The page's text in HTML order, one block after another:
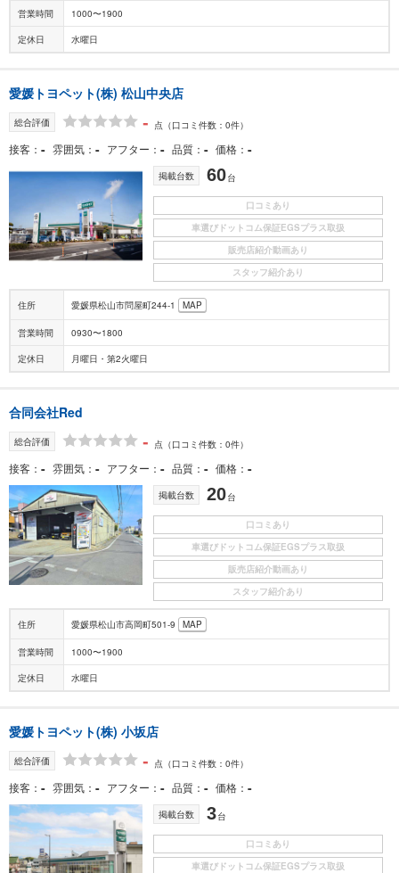
営業時間 1000〜1900
定休日 水曜日
愛媛トヨペット(株) 松山中央店
総合評価 - 点 （口コミ件数：0件）
接客 - 雰囲気 - アフター - 品質 - 価格 -
掲載台数 60台
口コミあり
車選びドットコム保証EGSプラス取扱
販売店紹介動画あり
スタッフ紹介あり
住所 愛媛県松山市問屋町244-1 MAP
営業時間 0930〜1800
定休日 月曜日・第2火曜日
合同会社Red
総合評価 - 点 （口コミ件数：0件）
接客 - 雰囲気 - アフター - 品質 - 価格 -
掲載台数 20台
口コミあり
車選びドットコム保証EGSプラス取扱
販売店紹介動画あり
スタッフ紹介あり
住所 愛媛県松山市高岡町501-9 MAP
営業時間 1000〜1900
定休日 水曜日
愛媛トヨペット(株) 小坂店
総合評価 - 点 （口コミ件数：0件）
接客 - 雰囲気 - アフター - 品質 - 価格 -
掲載台数 3台
口コミあり
車選びドットコム保証EGSプラス取扱